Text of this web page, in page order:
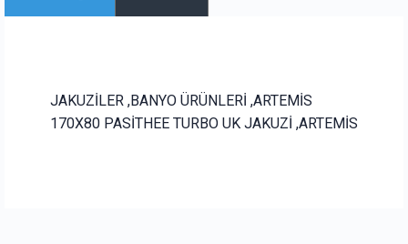
JAKUZİLER ,BANYO ÜRÜNLERİ ,ARTEMİS
170X80 PASİTHEE TURBO UK JAKUZİ ,ARTEMİS